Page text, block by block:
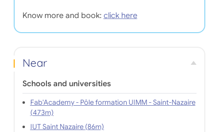
Know more and book: click here
Near
Schools and universities
Fab'Academy - Pôle formation UIMM - Saint-Nazaire
(473m)
IUT Saint Nazaire (86m)